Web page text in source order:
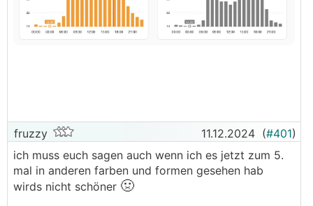
dauert leider nur länger bis die Daten aktualisiert
werden.
fruzzy 11.12.2024 (#401)
ich muss euch sagen auch wenn ich es jetzt zum 5.
mal in anderen farben und formen gesehen hab
wirds nicht schöner 🤢